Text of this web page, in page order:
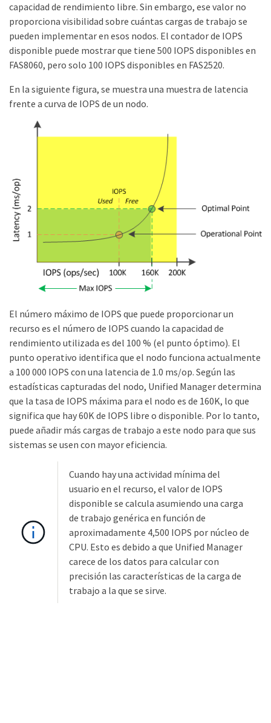
capacidad de rendimiento libre. Sin embargo, ese valor no
proporciona visibilidad sobre cuántas cargas de trabajo se
pueden implementar en esos nodos. El contador de IOPS
disponible puede mostrar que tiene 500 IOPS disponibles en
FAS8060, pero solo 100 IOPS disponibles en FAS2520.
En la siguiente figura, se muestra una muestra de latencia
frente a curva de IOPS de un nodo.
El número máximo de IOPS que puede proporcionar un
recurso es el número de IOPS cuando la capacidad de
rendimiento utilizada es del 100 % (el punto óptimo). El
punto operativo identifica que el nodo funciona actualmente
a 100 000 IOPS con una latencia de 1.0 ms/op. Según las
estadísticas capturadas del nodo, Unified Manager determina
que la tasa de IOPS máxima para el nodo es de 160K, lo que
significa que hay 60K de IOPS libre o disponible. Por lo tanto,
puede añadir más cargas de trabajo a este nodo para que sus
sistemas se usen con mayor eficiencia.
Cuando hay una actividad mínima del
usuario en el recurso, el valor de IOPS
disponible se calcula asumiendo una carga
de trabajo genérica en función de
aproximadamente 4,500 IOPS por núcleo de
CPU. Esto es debido a que Unified Manager
carece de los datos para calcular con
precisión las características de la carga de
trabajo a la que se sirve.